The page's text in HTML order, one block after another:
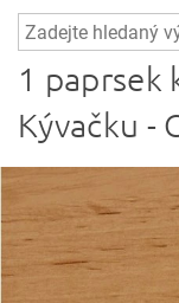
1 paprsek
Kývačku -